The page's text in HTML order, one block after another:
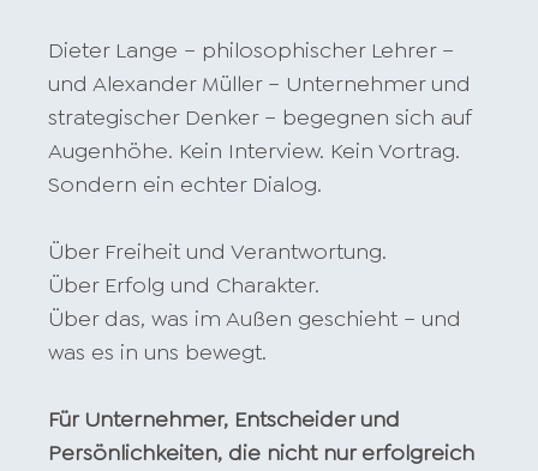
Dieter Lange – philosophischer Lehrer –
und Alexander Müller – Unternehmer und
strategischer Denker – begegnen sich auf
Augenhöhe. Kein Interview. Kein Vortrag.
Sondern ein echter Dialog.
Über Freiheit und Verantwortung.
Über Erfolg und Charakter.
Über das, was im Außen geschieht – und
was es in uns bewegt.
Für Unternehmer, Entscheider und
Persönlichkeiten, die nicht nur erfolgreich